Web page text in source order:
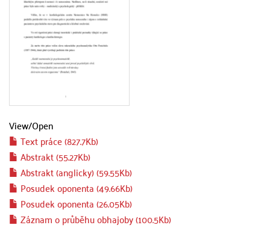
View/Open
Text práce (827.7Kb)
Abstrakt (55.27Kb)
Abstrakt (anglicky) (59.55Kb)
Posudek oponenta (49.66Kb)
Posudek oponenta (26.05Kb)
Záznam o průběhu obhajoby (100.5Kb)